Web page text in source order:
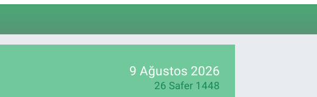
9 Ağustos 2026
26 Safer 1448